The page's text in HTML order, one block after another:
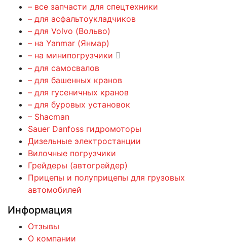
– все запчасти для спецтехники
– для асфальтоукладчиков
– для Volvo (Вольво)
– на Yanmar (Янмар)
– на минипогрузчики
– для самосвалов
– для башенных кранов
– для гусеничных кранов
– для буровых установок
– Shacman
Sauer Danfoss гидромоторы
Дизельные электростанции
Вилочные погрузчики
Грейдеры (автогрейдер)
Прицепы и полуприцепы для грузовых
автомобилей
Информация
Отзывы
О компании